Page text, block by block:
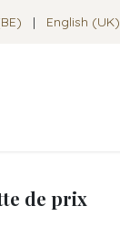
| English (UK)
de prix